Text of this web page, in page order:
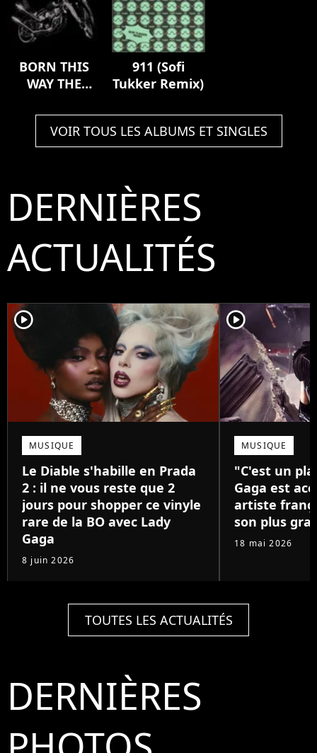
BORN THIS
WAY THE
ANNIVERSARY
911 (Sofi
Tukker Remix)
VOIR TOUS LES ALBUMS ET SINGLES
DERNIÈRES
ACTUALITÉS
player2
MUSIQUE
Le Diable s'habille en Prada
2 : il ne vous reste que 2
jours pour shopper ce vinyle
rare de la BO avec Lady
Gaga
8 juin 2026
player2
MUSIQUE
"C'est un
Gaga est
artiste
son plus
18 mai 2026
TOUTES LES ACTUALITÉS
DERNIÈRES